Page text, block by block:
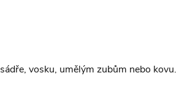
vosku, umělým zubům nebo kovu.